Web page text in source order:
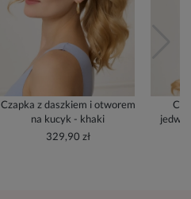
Czapka z daszkiem i otworem
na kucyk - khaki
329,90 zł